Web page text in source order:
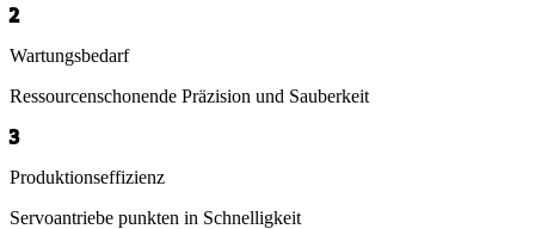
2
Wartungsbedarf
Ressourcenschonende Präzision und Sauberkeit
3
Produktions­effizienz
Servoantriebe punkten in Schnelligkeit